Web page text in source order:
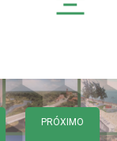
PRÓXIMO